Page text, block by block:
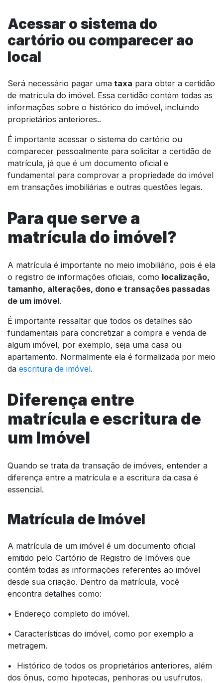
Acessar o sistema do
cartório ou comparecer ao
local
Será necessário pagar uma taxa para obter a certidão
de matrícula do imóvel. Essa certidão contém todas as
informações sobre o histórico do imóvel, incluindo
proprietários anteriores..
É importante acessar o sistema do cartório ou
comparecer pessoalmente para solicitar a certidão de
matrícula, já que é um documento oficial e
fundamental para comprovar a propriedade do imóvel
em transações imobiliárias e outras questões legais.
Para que serve a
matrícula do imóvel?
A matrícula é importante no meio imobiliário, pois é ela
o registro de informações oficiais, como localização,
tamanho, alterações, dono e transações passadas
de um imóvel.
É importante ressaltar que todos os detalhes são
fundamentais para concretizar a compra e venda de
algum imóvel, por exemplo, seja uma casa ou
apartamento. Normalmente ela é formalizada por meio
da escritura de imóvel.
Diferença entre
matrícula e escritura de
um Imóvel
Quando se trata da transação de imóveis, entender a
diferença entre a matrícula e a escritura da casa é
essencial.
Matrícula de Imóvel
A matrícula de um imóvel é um documento oficial
emitido pelo Cartório de Registro de Imóveis que
contém todas as informações referentes ao imóvel
desde sua criação. Dentro da matrícula, você
encontra detalhes como:
• Endereço completo do imóvel.
• Características do imóvel, como por exemplo a
metragem.
• Histórico de todos os proprietários anteriores, além
dos ônus, como hipotecas, penhoras ou usufrutos.